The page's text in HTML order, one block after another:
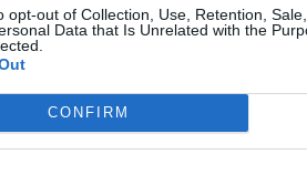
opt-out of Collection, Use, Retention,
Data that Is Unrelated with the
CONFIRM
didžiausią savo
užtenka